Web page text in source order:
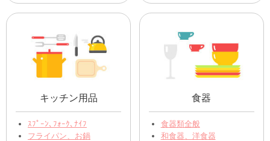
キッチン用品
ｽﾌﾟｰﾝ､ﾌｫｰｸ､ﾅｲﾌ
フライパン、お鍋
食器
食器類全般
和食器、洋食器